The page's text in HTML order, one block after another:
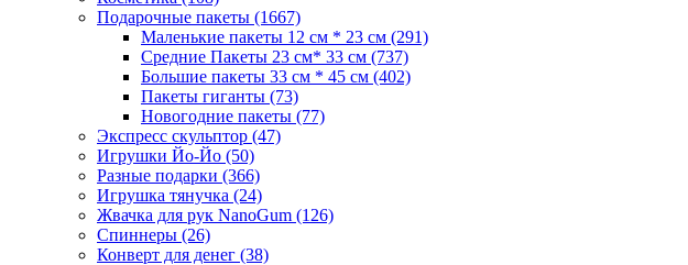
Подарочные пакеты (1667)
Маленькие пакеты 12 см * 23 см (291)
Средние Пакеты 23 см* 33 см (737)
Большие пакеты 33 см * 45 см (402)
Пакеты гиганты (73)
Новогодние пакеты (77)
Экспресс скульптор (47)
Игрушки Йо-Йо (50)
Разные подарки (366)
Игрушка тянучка (24)
Жвачка для рук NanoGum (126)
Спиннеры (26)
Конверт для денег (38)